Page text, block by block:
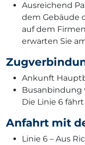
Ausreichend
dem Gebäude
auf dem
erwarten Sie
Ankunft
Busanbindung
Die Linie 6
Anfahrt mit
Linie 6 – Aus